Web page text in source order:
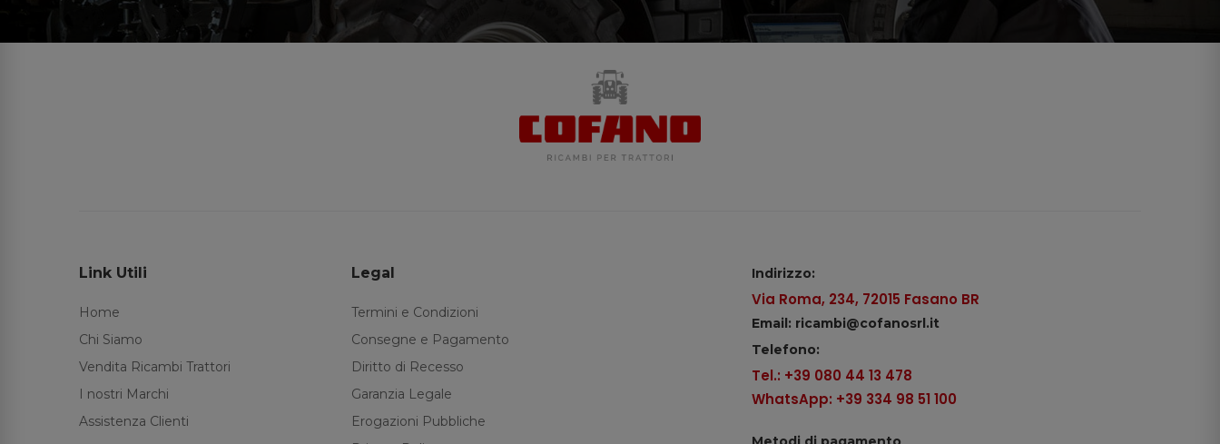
Link Utili
Home
Chi Siamo
Vendita Ricambi Trattori
I nostri Marchi
Assistenza Clienti
Legal
Termini e Condizioni
Consegne e Pagamento
Diritto di Recesso
Garanzia Legale
Erogazioni Pubbliche
Indirizzo:
Via Roma, 234, 72015 Fasano BR
Email: ricambi@cofanosrl.it
Telefono:
Tel.: +39 080 44 13 478
WhatsApp: +39 334 98 51 100